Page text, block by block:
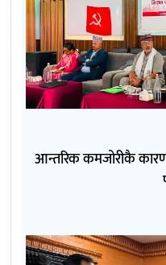
आन्तरिक कमजोरीकै